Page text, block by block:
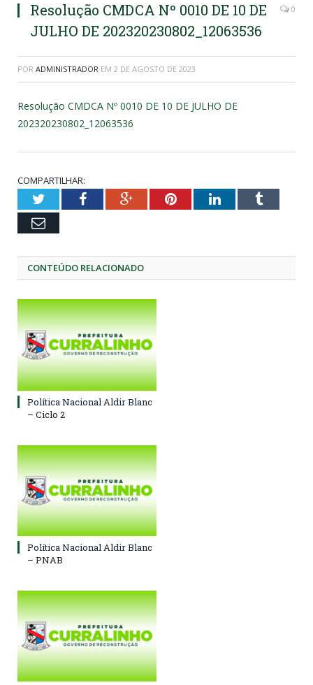
Resolução CMDCA Nº 0010 DE 10 DE
JULHO DE 202320230802_12063536
0
POR ADMINISTRADOR EM 2 DE AGOSTO DE 2023
Resolução CMDCA Nº 0010 DE 10 DE JULHO DE
202320230802_12063536
COMPARTILHAR:
TwitterFacebookGoogle+PinterestLinkedInTumblr
Email
CONTEÚDO RELACIONADO
Política Nacional Aldir Blanc
– Ciclo 2
Política Nacional Aldir Blanc
– PNAB